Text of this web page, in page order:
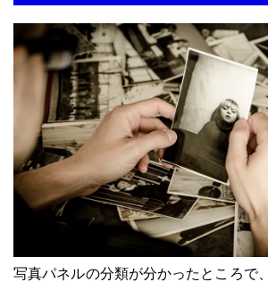
写真パネルの分類が分かったところで